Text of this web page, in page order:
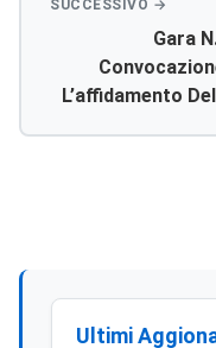
Agrigento.
Gara
L’affidamento
Ultimi